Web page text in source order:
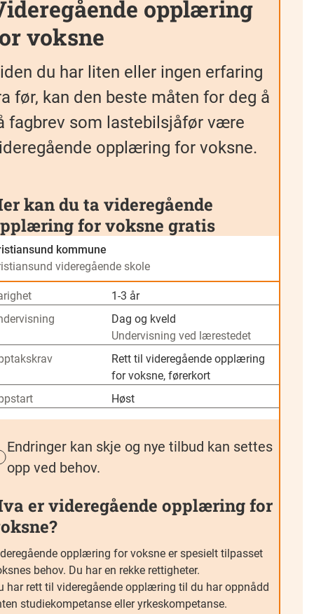
opplæring
voksne
du har liten eller ingen erfaring
før, kan den beste måten for deg å
fagbrev som lastebilsjåfør være
opplæring for voksne.
kan du ta videregående
for voksne gratis
kommune
videregående skole
1-3 år
Dag og kveld
Undervisning ved lærestedet
Rett til videregående opplæring
for voksne, førerkort
Høst
Endringer kan skje og nye tilbud kan settes
opp ved behov.
er videregående opplæring for
opplæring for voksne er spesielt tilpasset
behov. Du har en rekke rettigheter.
har rett til videregående opplæring til du har oppnådd
studiekompetanse eller yrkeskompetanse.